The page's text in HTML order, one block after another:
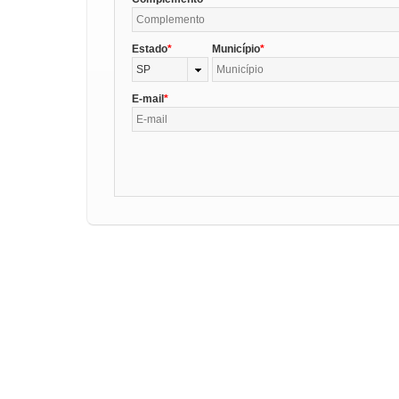
Estado
SP
Município
E-mail